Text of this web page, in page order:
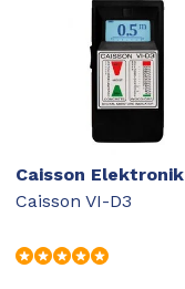
Caisson Elektronik
Caisson VI-D3